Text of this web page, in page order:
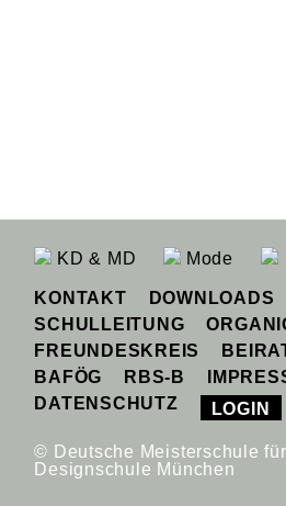
KD & MD Mode
KONTAKT
DOWNLOADS
SCHULLEITUNG
FREUNDESKREIS
BAFÖG
RBS-B
DATENSCHUTZ
LOGIN
© Deutsche Meisterschule für
Designschule München